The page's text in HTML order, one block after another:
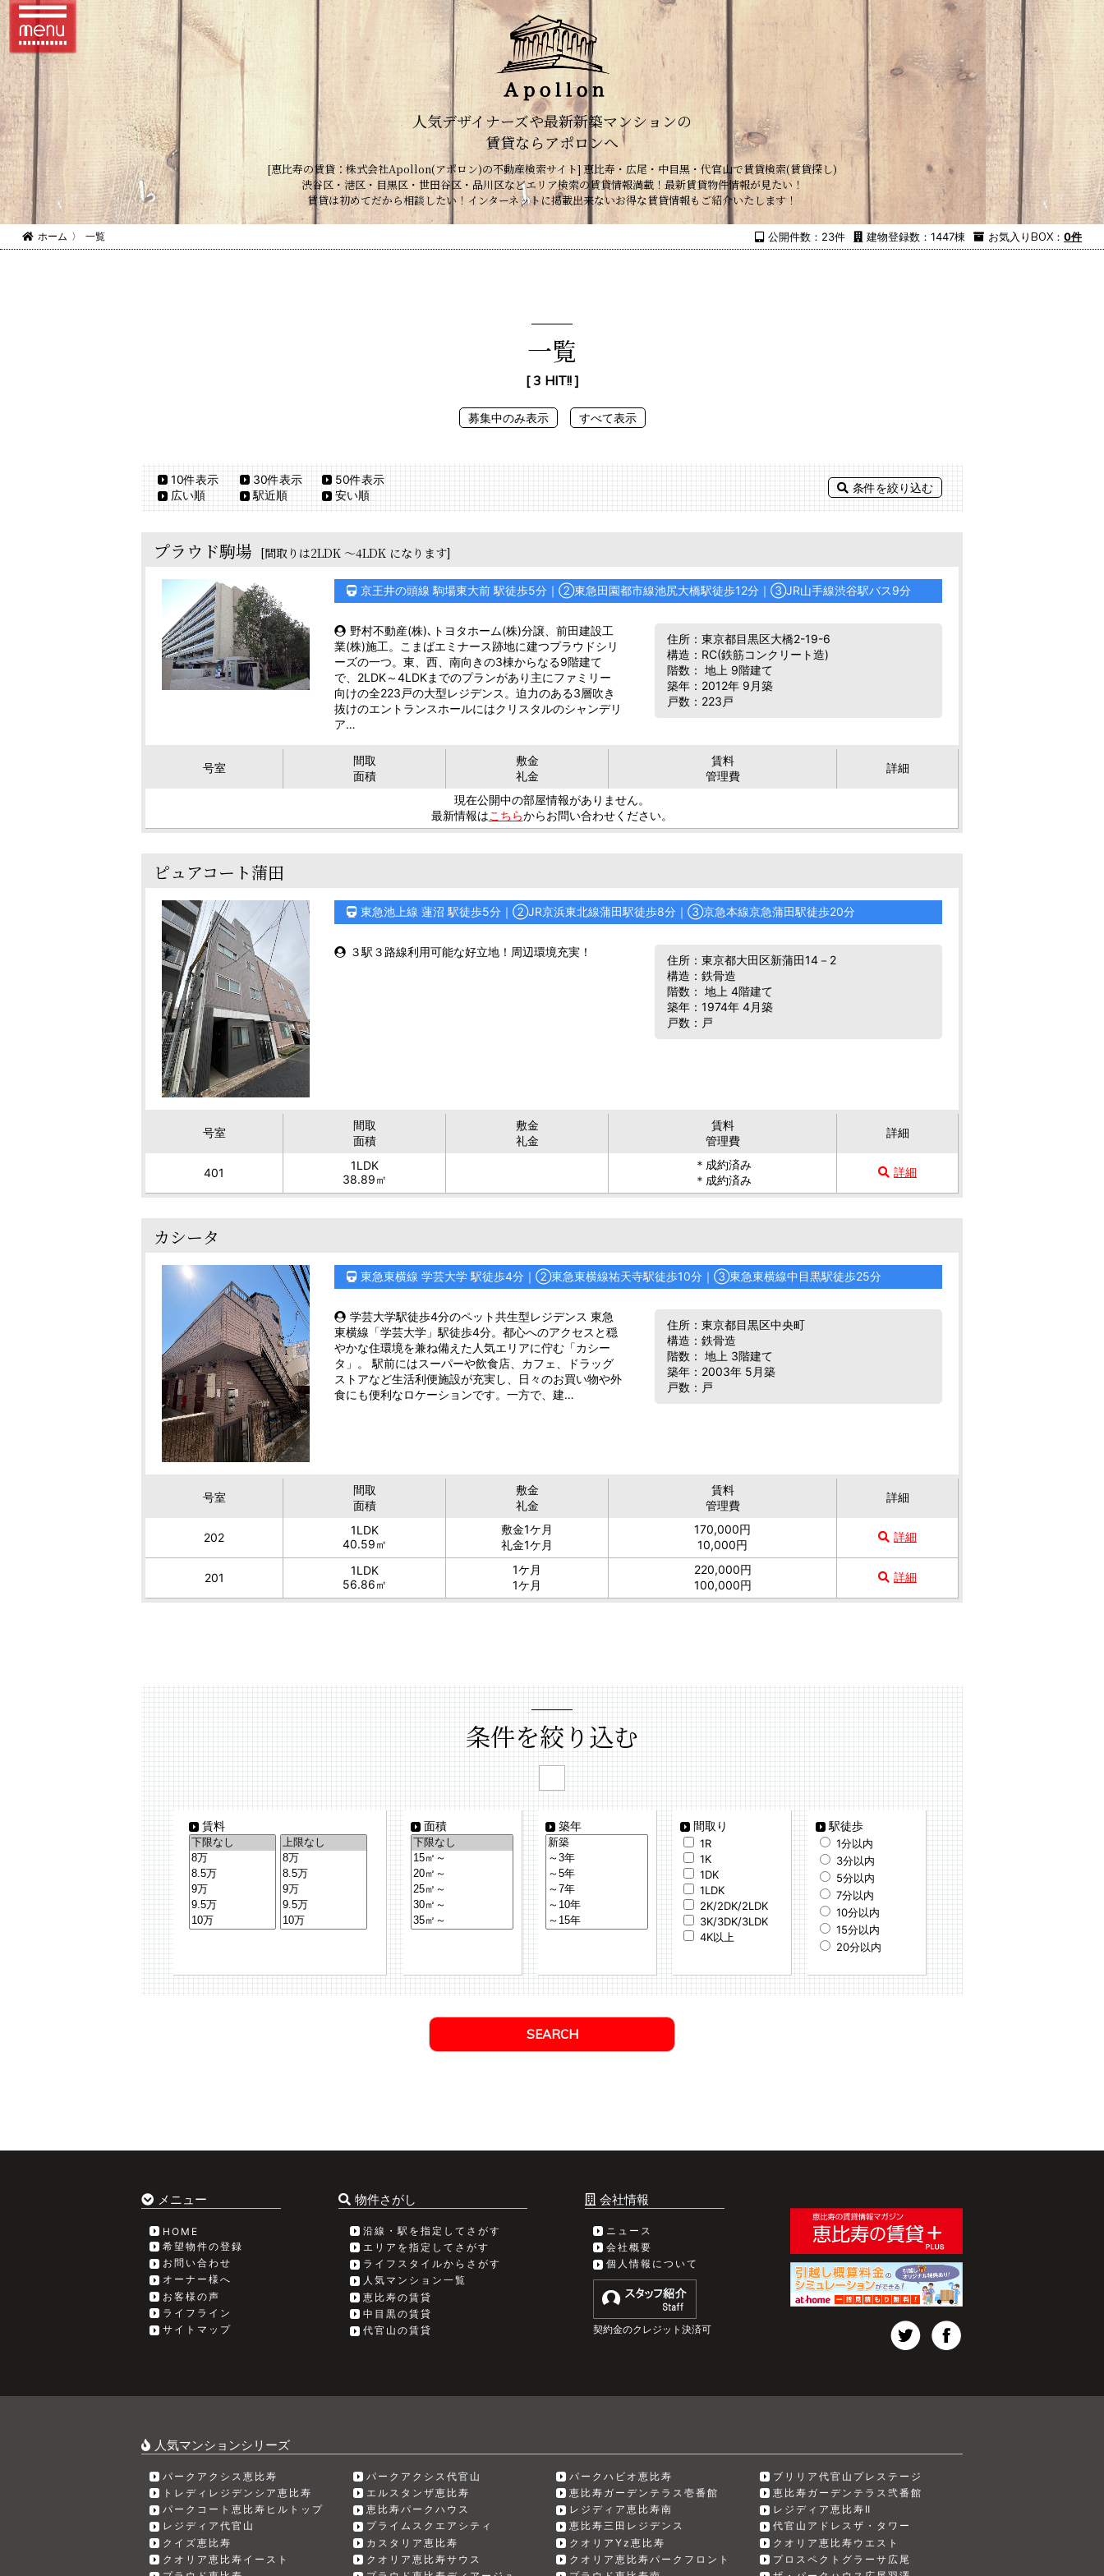
人気デザイナーズや最新新築マンションの
賃貸ならアポロンへ
[恵比寿の賃貸：株式会社Apollon(アポロン)の不動産検索サイト] 恵比寿・広尾・中目黒・代官山で賃貸検索(賃貸探し)
渋谷区・港区・目黒区・世田谷区・品川区などエリア検索の賃貸情報満載！最新賃貸物件情報が見たい！
賃貸は初めてだから相談したい！インターネットに掲載出来ないお得な賃貸情報もご紹介いたします！
ホーム 〉 一覧 お気入りBOX ：0件
建物登録数：1447棟
公開件数：23件
一覧
[ 3 HIT!! ]
募集中のみ表示 すべて表示
10件表示 30件表示
50件表示
広い順
駅近順 安い順
条件を絞り込む
プラウド駒場 [間取りは2LDK ～4LDK になります]
京王井の頭線 駒場東大前 駅徒歩5分｜ ②東急田園都市線池尻大橋駅徒歩12分｜ ③JR山手線渋谷駅バス9分
野村不動産(株)､トヨタホーム(株)分譲、前田建設工
業(株)施工。こまばエミナース跡地に建つプラウドシリ
ーズの一つ。東、西、南向きの3棟からなる9階建て
で、2LDK～4LDKまでのプランがあり主にファミリー
向けの全223戸の大型レジデンス。迫力のある3層吹き
抜けのエントランスホールにはクリスタルのシャンデリ
ア…
住所：東京都目黒区大橋2-19-6
構造：RC(鉄筋コンクリート造)
階数： 地上 9階建て
築年：2012年 9月築
戸数：223戸
号室
間取
面積
敷金
礼金
賃料
管理費
詳細
現在公開中の部屋情報がありません。
最新情報はこちらからお問い合わせください。
ピュアコート蒲田
東急池上線 蓮沼 駅徒歩5分｜ ②JR京浜東北線蒲田駅徒歩8分｜ ③京急本線京急蒲田駅徒歩20分
３駅３路線利用可能な好立地！周辺環境充実！
住所：東京都大田区新蒲田14－2
構造：鉄骨造
階数： 地上 4階建て
築年：1974年 4月築
戸数：戸
号室
間取
面積
敷金
礼金
賃料
管理費
詳細
401
1LDK
38.89㎡
＊成約済み
＊成約済み
詳細
カシータ
東急東横線 学芸大学 駅徒歩4分｜ ②東急東横線祐天寺駅徒歩10分｜ ③東急東横線中目黒駅徒歩25分
学芸大学駅徒歩4分のペット共生型レジデンス 東急
東横線「学芸大学」駅徒歩4分。都心へのアクセスと穏
やかな住環境を兼ね備えた人気エリアに佇む「カシー
タ」。 駅前にはスーパーや飲食店、カフェ、ドラッグ
ストアなど生活利便施設が充実し、日々のお買い物や外
食にも便利なロケーションです。一方で、建…
住所：東京都目黒区中央町
構造：鉄骨造
階数： 地上 3階建て
築年：2003年 5月築
戸数：戸
号室
間取
面積
敷金
礼金
賃料
管理費
詳細
202
1LDK
40.59㎡
敷金1ケ月
礼金1ケ月
170,000円
10,000円
詳細
201
1LDK
56.86㎡
1ケ月
1ケ月
220,000円
100,000円
詳細
条件を絞り込む
賃料 面積 築年 間取り
1R
1K
1DK
1LDK
2K/2DK/2LDK
3K/3DK/3LDK
4K以上
駅徒歩
1分以内
3分以内
5分以内
7分以内
10分以内
15分以内
20分以内
メニュー
HOME
希望物件の登録
お問い合わせ
オーナー様へ
お客様の声
ライフライン
サイトマップ
物件さがし
沿線・駅を指定してさがす
エリアを指定してさがす
ライフスタイルからさがす
人気マンション一覧
恵比寿の賃貸
中目黒の賃貸
代官山の賃貸
会社情報
ニュース
会社概要
個人情報について
契約金のクレジット決済可
人気マンションシリーズ
パークアクシス恵比寿 パークアクシス代官山 パークハビオ恵比寿
ブリリア代官山プレステージ
トレディレジデンシア恵比寿
エルスタンザ恵比寿 恵比寿ガーデンテラス壱番館
恵比寿ガーデンテラス弐番館
パークコート恵比寿ヒルトップ
恵比寿パークハウス レジディア恵比寿南
レジディア恵比寿Ⅱ
レジディア代官山
プライムスクエアシティ 恵比寿三田レジデンス
代官山アドレスザ・タワー
クイズ恵比寿
カスタリア恵比寿 クオリアYz恵比寿
クオリア恵比寿ウエスト
クオリア恵比寿イースト
クオリア恵比寿サウス クオリア恵比寿パークフロント
プロスペクトグラーサ広尾